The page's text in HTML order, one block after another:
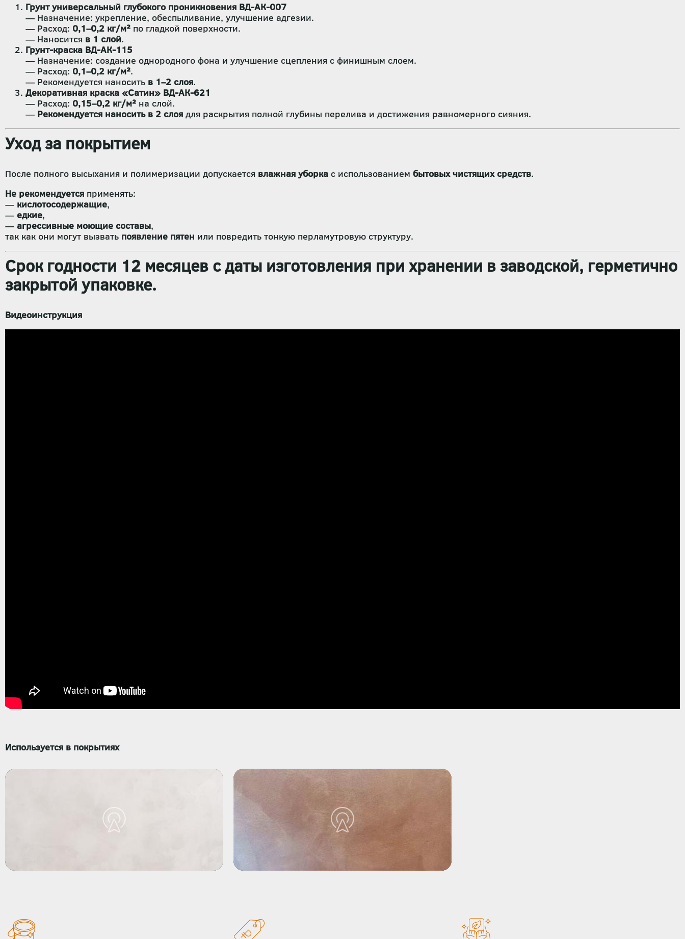
Грунт универсальный глубокого проникновения ВД-АК-007
— Назначение: укрепление, обеспыливание, улучшение адгезии.
— Расход: 0,1–0,2 кг/м² по гладкой поверхности.
— Наносится в 1 слой.
Грунт-краска ВД-АК-115
— Назначение: создание однородного фона и улучшение сцепления с финишным слоем.
— Расход: 0,1–0,2 кг/м².
— Рекомендуется наносить в 1–2 слоя.
Декоративная краска «Сатин» ВД-АК-621
— Расход: 0,15–0,2 кг/м² на слой.
— Рекомендуется наносить в 2 слоя для раскрытия полной глубины перелива и достижения равномерного сияния.
Уход за покрытием
После полного высыхания и полимеризации допускается влажная уборка с использованием бытовых чистящих средств.
Не рекомендуется применять:
— кислотосодержащие,
— едкие,
— агрессивные моющие составы,
так как они могут вызвать появление пятен или повредить тонкую перламутровую структуру.
Срок годности 12 месяцев с даты изготовления при хранении взаводской, герметично
закрытой упаковке.
Видеоинструкция
Используется в покрытиях